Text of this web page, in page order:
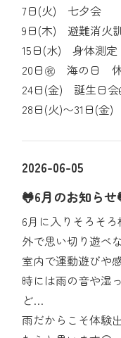
7日(火) 七夕会
9日(木) 避難消火
15日(水) 身体測定
20日㊗ 海の日
24日(金) 誕生日会
28日(火)〜31日(金
2026-06-05
🐸6月のお知らせ
6月に入りそろそ
外で思い切り遊べ
室内で運動遊びや
時には雨の音や湿
ど…
雨だからこそ体験